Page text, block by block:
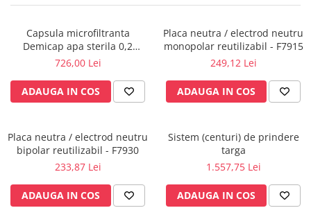
Capnometre
Lampi operatie
Negatoscoape
Holter EKG
Injectomate
CPAP si AUTOCPAP
Instalatii gaze medicinale
Capsula microfiltranta
Demicap apa sterila 0,2
microni 60 cicluri cu gat gros
726,00 Lei
ADAUGA IN COS
Placa neutra / electrod neutru
monopolar reutilizabil - F7915
249,12 Lei
ADAUGA IN COS
Placa neutra / electrod neutru
bipolar reutilizabil - F7930
233,87 Lei
ADAUGA IN COS
Sistem (centuri) de prindere
targa
1.557,75 Lei
ADAUGA IN COS